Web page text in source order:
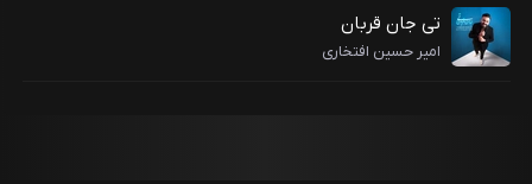
تی جان قربان
امیر حسین افتخاری